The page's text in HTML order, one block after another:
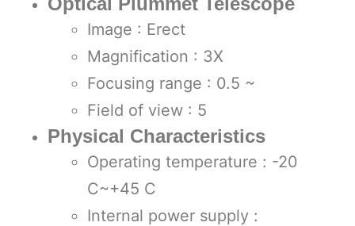
Image : Erect
Magnification : 3X
Focusing range : 0.5 ~
Field of view : 5
Physical Characteristics
Operating temperature : -20
C~+45 C
Internal power supply :